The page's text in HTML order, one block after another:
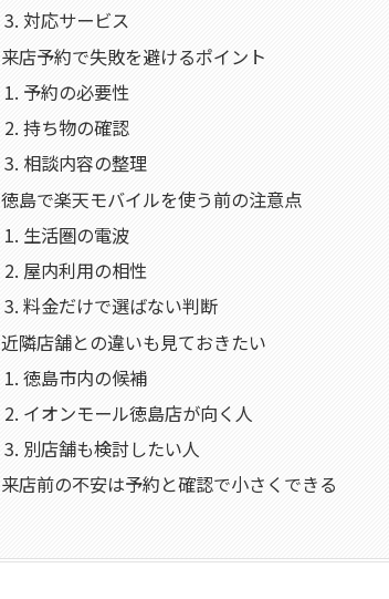
対応サービス
来店予約で失敗を避けるポイント
予約の必要性
持ち物の確認
相談内容の整理
徳島で楽天モバイルを使う前の注意点
生活圏の電波
屋内利用の相性
料金だけで選ばない判断
近隣店舗との違いも見ておきたい
徳島市内の候補
イオンモール徳島店が向く人
別店舗も検討したい人
来店前の不安は予約と確認で小さくできる